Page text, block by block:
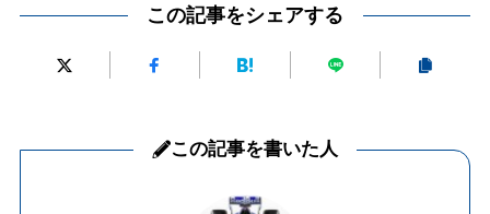
この記事をシェアする
この記事を書いた人